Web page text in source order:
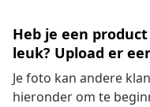
Heb je een
leuk? Upload er
Je foto kan andere
hieronder om te